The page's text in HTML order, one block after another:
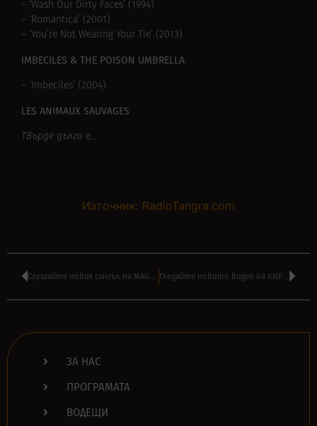
– ‘Wash Our Dirty Faces’ (1994)
– ‘Romantica’ (2001)
– ‘You’re Not Wearing Your Tie’ (2013)
IMBECILES & THE POISON UMBRELLA
– ‘Imbeciles’ (2004)
LES ANIMAUX SAUVAGES
Твърде дълга е…
Източник: RadioTangra.com
Слушайте новия сингъл на MAGNUM – ‘I Won’t Let You Down’ Гледайте новото видео на КИРИЛ МАРИЧКОВ – ‘Светлина’
ЗА НАС
ПРОГРАМАТА
ВОДЕЩИ